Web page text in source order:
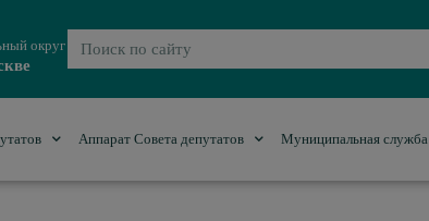
округ
Аппарат Совета депутатов Муниципальная служба